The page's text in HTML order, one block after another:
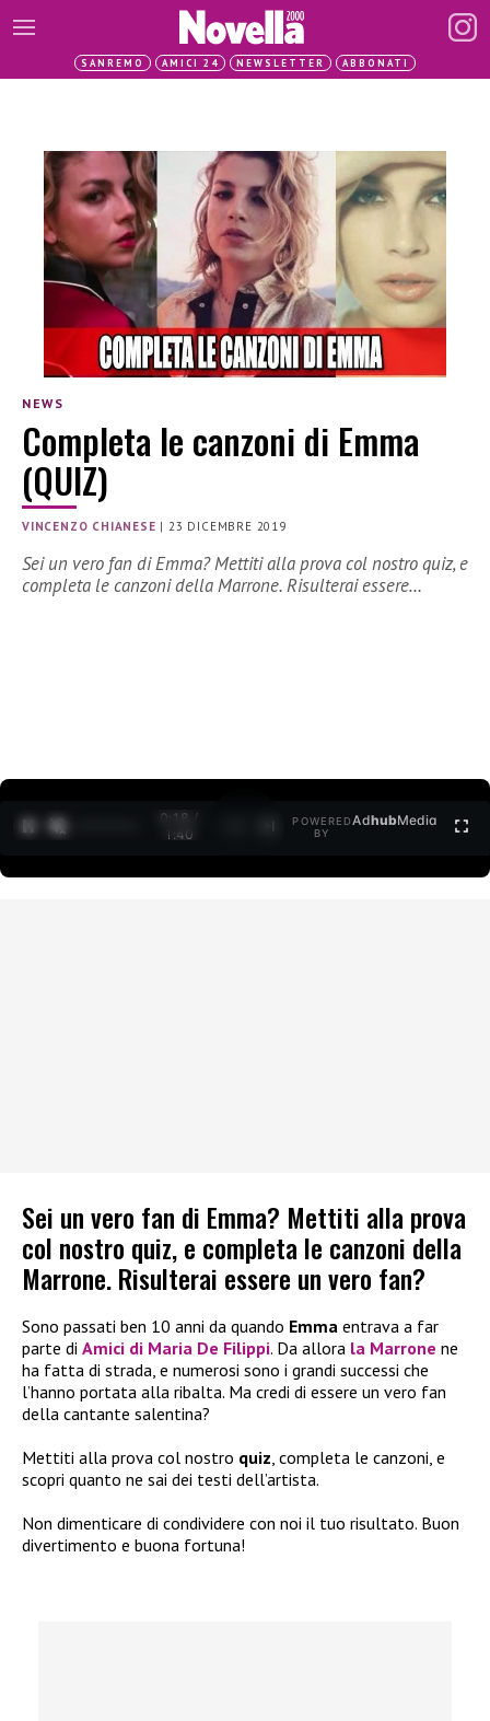
SANREMO AMICI 24 NEWSLETTER ABBONATI
NEWS
Completa le canzoni di Emma
(QUIZ)
VINCENZO CHIANESE |23 DICEMBRE 2019
Sei un vero fan di Emma? Mettiti alla prova col nostro quiz, e
completa le canzoni della Marrone. Risulterai essere…
0:18 /
1:40
POWERED
BY
AdhubMedia
Sei un vero fan di Emma? Mettiti alla prova
col nostro quiz, e completa le canzoni della
Marrone. Risulterai essere un vero fan?
Sono passati ben 10 anni da quando Emma entrava a far
parte di Amici di Maria De Filippi. Da allora la Marrone ne
ha fatta di strada, e numerosi sono i grandi successi che
l’hanno portata alla ribalta. Ma credi di essere un vero fan
della cantante salentina?
Mettiti alla prova col nostro quiz, completa le canzoni, e
scopri quanto ne sai dei testi dell’artista.
Non dimenticare di condividere con noi il tuo risultato. Buon
divertimento e buona fortuna!